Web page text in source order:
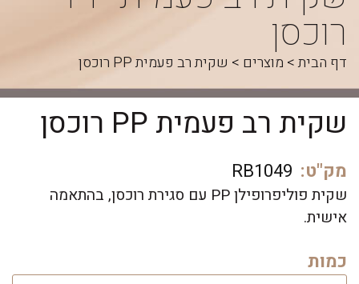
רוכסן
דף הבית> מוצרים > שקית רב פעמית PP רוכסן
שקית רב פעמית PP רוכסן
מק"ט: RB1049
שקית פוליפרופילן PP עם סגירת רוכסן, בהתאמה
אישית.
כמות